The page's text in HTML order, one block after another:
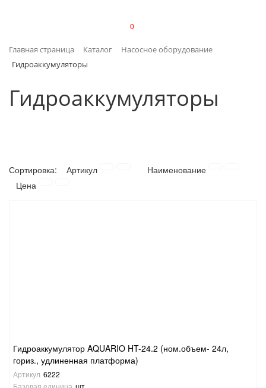
ИНТЕРЬЕР
ЛАКОКРАСОЧНЫЕ МАТЕРИАЛЫ
СНЕГОУБОРОЧНЫЙ ИНВЕНТАРЬ
СТРЕМЯНКИ,ЛЕСТНИЦЫ
0
Главная страница Каталог
Насосное оборудование
Гидроаккумуляторы
Гидроаккумуляторы
Сортировка: Артикул
Наименование
Цена
Гидроаккумулятор AQUARIO HT-24.2 (ном.объем- 24л,
гориз., удлиненная платформа)
Артикул 6222